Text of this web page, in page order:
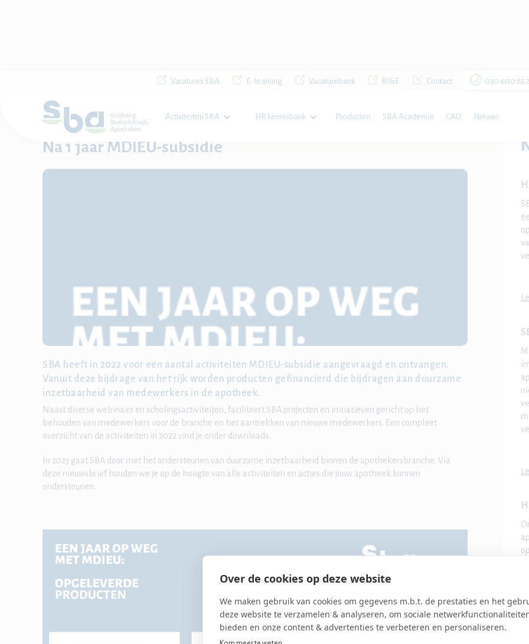
Over de cookies op deze website
We maken gebruik van cookies om gegevens m.b.t. de prestaties en het
deze website te verzamelen & analyseren, om sociale
bieden en onze content & advertenties te verbeteren en personaliseren.
Vacatures SBA E-learning Vacaturebank RI&E Contact 030 600 85
Activiteiten SBA HR kennisbank Producten SBA Academie CAO Nieuws
Home  Nieuws Na 1 jaar MDIEU-subsidie
Na 1 jaar MDIEU-subsidie
SBA heeft in 2022 voor een aantal activiteiten MDIEU-subsidie aangevraagd en ontvangen.
Vanuit deze bijdrage van het rijk worden producten gefinancierd die bijdragen aan duurzame
inzetbaarheid van medewerkers in de apotheek.
Naast diverse webinairs en scholingsactiviteiten, faciliteert SBA projecten en initiatieven gericht op het
behouden van medewerkers voor de branche en het aantrekken van nieuwe medewerkers. Een compleet
overzicht van de activiteiten in 2022 vind je onder downloads.
In 2023 gaat SBA door met het ondersteunen van duurzame inzetbaarheid binnen de apothekersbranche. Via
deze nieuwsbrief houden we je op de hoogte van alle activiteiten en acties die jouw apotheek kunnen
ondersteunen.